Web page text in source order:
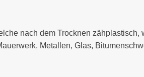
nach dem Trocknen
Metallen, Glas,